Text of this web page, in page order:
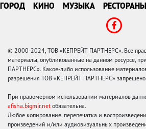
ГОРОД КИНО МУЗЫКА РЕСТОРАНЫ
© 2000-2024, ТОВ «КЕПРЕЙТ ПАРТНЕРС». Все
материалы, опубликованные на данном ресурсе,
ПАРТНЕРС». Какое-либо использование
разрешения ТОВ «КЕПРЕЙТ ПАРТНЕРС» запрещено.
При правомерном использовании материалов
afisha.bigmir.net обязательна.
Любое копирование, перепечатка и
произведений и/или аудиовизуальных